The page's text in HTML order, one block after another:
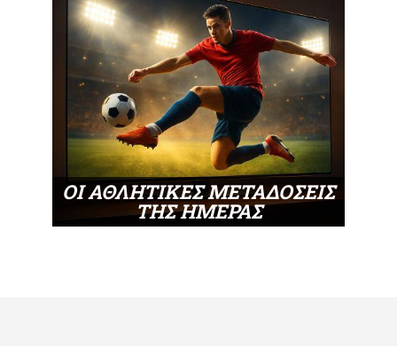
ΟΙ ΑΘΛΗΤΙΚΕΣ ΜΕΤΑΔΟΣΕΙΣ
ΤΗΣ ΗΜΕΡΑΣ